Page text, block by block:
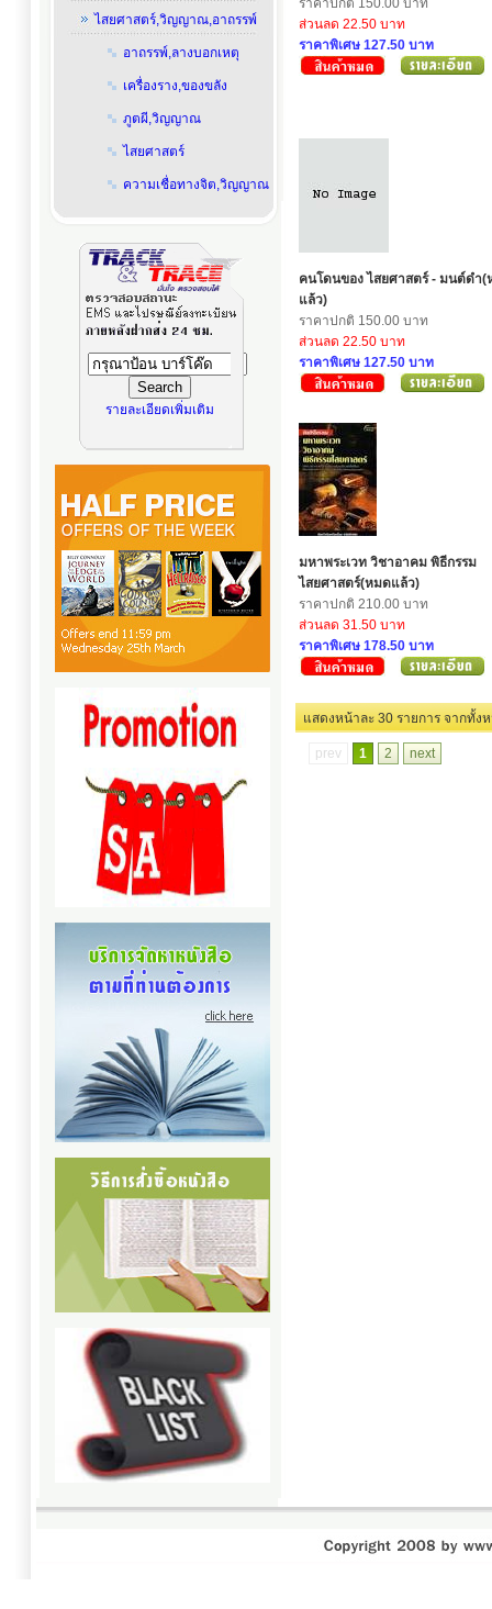
ไสยศาสตร์,วิญญาณ,อาถรรพ์
อาถรรพ์,ลางบอกเหตุ
เครื่องราง,ของขลัง
ภูตผี,วิญญาณ
ไสยศาสตร์
ความเชื่อทางจิต,วิญญาณ
รายละเอียดเพิ่มเติม
ราคาปกติ 150.00 บาท
ส่วนลด 22.50 บาท
ราคาพิเศษ 127.50 บาท
คนโดนของ ไสยศาสตร์ - มนต์ดำ(
แล้ว)
ราคาปกติ 150.00 บาท
ส่วนลด 22.50 บาท
ราคาพิเศษ 127.50 บาท
มหาพระเวท วิชาอาคม พิธีกรรม
ไสยศาสตร์(หมดแล้ว)
ราคาปกติ 210.00 บาท
ส่วนลด 31.50 บาท
ราคาพิเศษ 178.50 บาท
แสดงหน้าละ 30 รายกา
prev 1 2 next